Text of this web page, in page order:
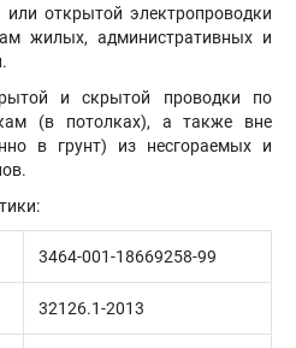
открытой электропроводки
жилых, административных и
и скрытой проводки по
(в потолках), а также вне
в грунт) из несгораемых и
3464-001-18669258-99
32126.1-2013